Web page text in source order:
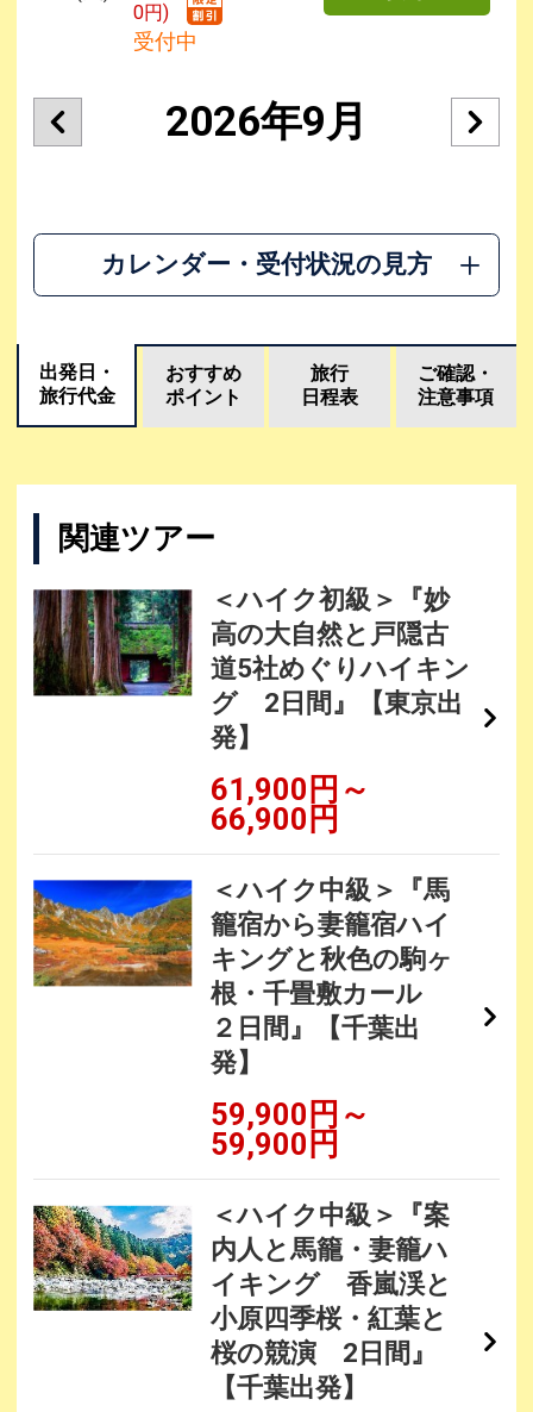
0円)
受付中
2026年9月
カレンダー・受付状況の見方
出発日・
旅行代金
おすすめ
ポイント
旅行
日程表
ご確認・
注意事項
関連ツアー
＜ハイク初級＞『妙
高の大自然と戸隠古
道5社めぐりハイキン
グ 2日間』【東京出
発】
61,900円～
66,900円
＜ハイク中級＞『馬
籠宿から妻籠宿ハイ
キングと秋色の駒ヶ
根・千畳敷カール
２日間』【千葉出
発】
59,900円～
59,900円
＜ハイク中級＞『案
内人と馬籠・妻籠ハ
イキング 香嵐渓と
小原四季桜・紅葉と
桜の競演 2日間』
【千葉出発】